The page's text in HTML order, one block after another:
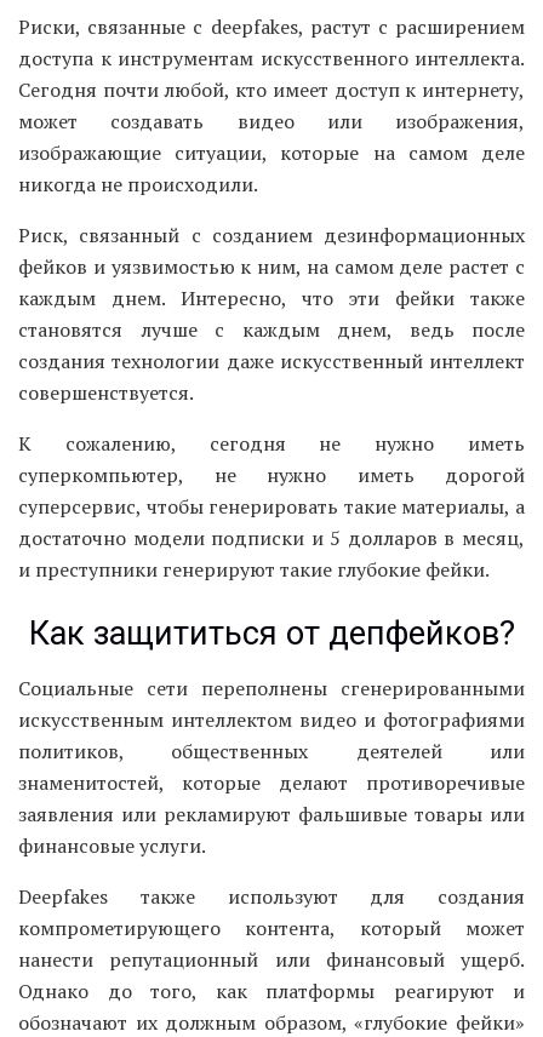
Риски, связанные с deepfakes, растут с расширением
доступа к инструментам искусственного интеллекта.
Сегодня почти любой, кто имеет доступ к интернету,
может создавать видео или изображения,
изображающие ситуации, которые на самом деле
никогда не происходили.
Риск, связанный с созданием дезинформационных
фейков и уязвимостью к ним, на самом деле растет с
каждым днем. Интересно, что эти фейки также
становятся лучше с каждым днем, ведь после
создания технологии даже искусственный интеллект
совершенствуется.
К сожалению, сегодня не нужно иметь
суперкомпьютер, не нужно иметь дорогой
суперсервис, чтобы генерировать такие материалы, а
достаточно модели подписки и 5 долларов в месяц,
и преступники генерируют такие глубокие фейки.
Как защититься от депфейков?
Социальные сети переполнены сгенерированными
искусственным интеллектом видео и фотографиями
политиков, общественных деятелей или
знаменитостей, которые делают противоречивые
заявления или рекламируют фальшивые товары или
финансовые услуги.
Deepfakes также используют для создания
компрометирующего контента, который может
нанести репутационный или финансовый ущерб.
Однако до того, как платформы реагируют и
обозначают их должным образом, «глубокие фейки»